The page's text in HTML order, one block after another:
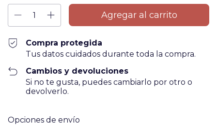
Compra protegida
Tus datos cuidados durante toda la compra.
Cambios y devoluciones
Si no te gusta, puedes cambiarlo por otro o
devolverlo.
Entregas para el CP:
Opciones de envío